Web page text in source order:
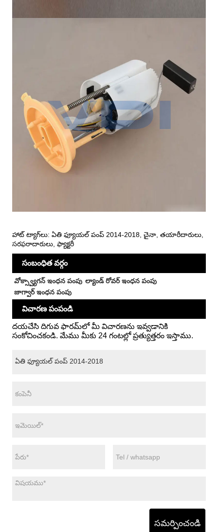
హాట్ ట్యాగ్‌లు: ఏతి ఫ్యూయల్ పంప్ 2014-2018, చైనా, తయారీదారులు,
సరఫరాదారులు, ఫ్యాక్టరీ
సంబంధిత వర్గం
వోక్స్వ్యాగన్ ఇంధన పంపు ల్యాండ్ రోవర్ ఇంధన పంపు
జాగ్వార్ ఇంధన పంపు
విచారణ పంపండి
దయచేసి దిగువ ఫారమ్‌లో మీ విచారణను ఇవ్వడానికి
సంకోచించకండి. మేము మీకు 24 గంటల్లో ప్రత్యుత్తరం ఇస్తాము.
సమర్పించండి